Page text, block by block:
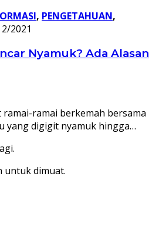
, PENGETAHUAN,
2021
Nyamuk? Ada Alasan
ramai-ramai berkemah bersama
yang digigit nyamuk hingga…
untuk dimuat.